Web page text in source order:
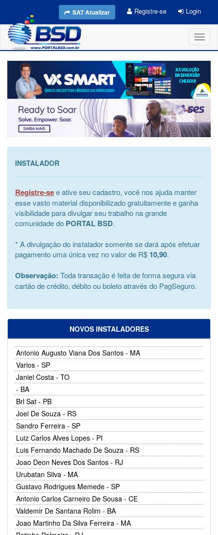
SAT Atualizar Registre-se Login
INSTALADOR
Registre-see ative seu cadastro, você nos ajuda manter
esse vasto material disponibilizado gratuitamente e ganha
visibilidade para divulgar seu trabalho na grande
comunidade do PORTAL BSD.
* A divulgação do instalador somente se dará após efetuar
pagamento uma única vez no valor de R$ 10,90.
Observação: Toda transação é feita de forma segura via
cartão de crédito, débito ou boleto através do PagSeguro.
NOVOS INSTALADORES
Antonio Augusto Viana Dos Santos - MA
Varios - SP
Janiel Costa - TO
- BA
Brl Sat - PB
Joel De Souza - RS
Sandro Ferreira - SP
Luiz Carlos Alves Lopes - PI
Luis Fernando Machado De Souza - RS
Joao Deon Neves Dos Santos - RJ
Urubatan Silva - MA
Gustavo Rodrigues Memede - SP
Antonio Carlos Carneiro De Sousa - CE
Valdemir De Santana Rolim - BA
Joao Martinho Da Silva Ferreira - MA